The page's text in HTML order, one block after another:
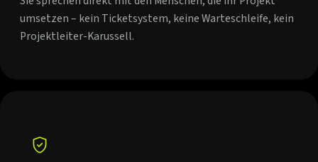
umsetzen – kein Ticketsystem, keine Warteschleife, kein
Projektleiter-Karussell.